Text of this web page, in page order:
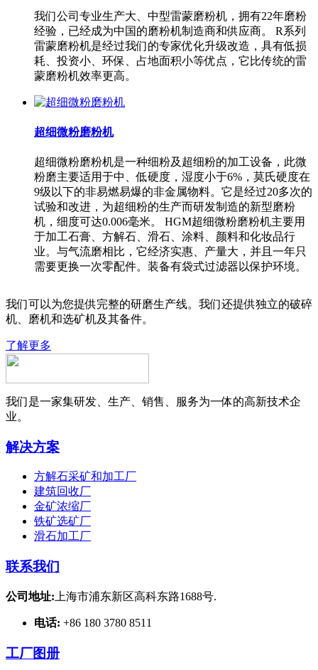
我们公司专业生产大、中型雷蒙磨粉机，拥有22年磨粉
经验，已经成为中国的磨粉机制造商和供应商。 R系列
雷蒙磨粉机是经过我们的专家优化升级改造，具有低损
耗、投资小、环保、占地面积小等优点，它比传统的雷
蒙磨粉机效率更高。
超细微粉磨粉机
超细微粉磨粉机是一种细粉及超细粉的加工设备，此微
粉磨主要适用于中、低硬度，湿度小于6%，莫氏硬度在
9级以下的非易燃易爆的非金属物料。它是经过20多次的
试验和改进，为超细粉的生产而研发制造的新型磨粉
机，细度可达0.006毫米。 HGM超细微粉磨粉机主要用
于加工石膏、方解石、滑石、涂料、颜料和化妆品行
业。与气流磨相比，它经济实惠、产量大，并且一年只
需要更换一次零配件。装备有袋式过滤器以保护环境。
我们可以为您提供完整的研磨生产线。我们还提供独立的破碎
机、磨机和选矿机及其备件。
了解更多
我们是一家集研发、生产、销售、服务为一体的高新技术企
业。
解决方案
方解石采矿和加工厂
建筑回收厂
金矿浓缩厂
铁矿选矿厂
滑石加工厂
联系我们
公司地址: 上海市浦东新区高科东路1688号.
电话: +86 180 3780 8511
工厂图册